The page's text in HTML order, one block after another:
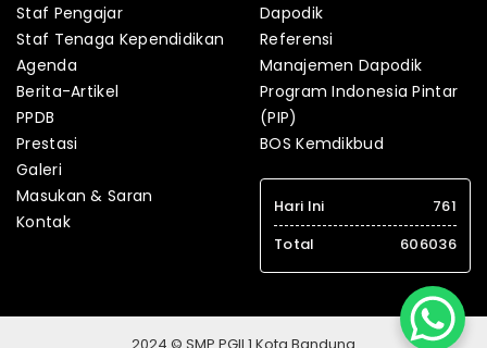
Staf Pengajar
Staf Tenaga Kependidikan
Agenda
Berita-Artikel
PPDB
Prestasi
Galeri
Masukan & Saran
Kontak
Dapodik
Referensi
Manajemen Dapodik
Program Indonesia Pintar
(PIP)
BOS Kemdikbud
Hari Ini
761
Total
606036